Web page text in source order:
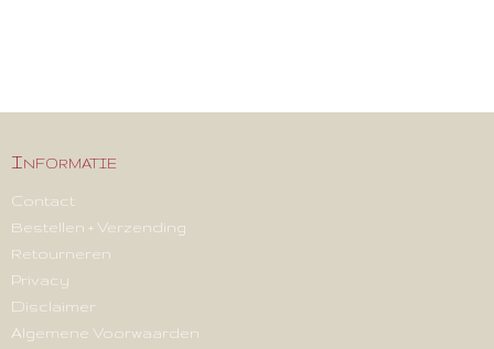
Informatie
Contact
Bestellen + Verzending
Retourneren
Privacy
Disclaimer
Algemene Voorwaarden